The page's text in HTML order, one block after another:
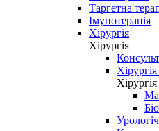
Таргетна
Імунотерапія
Хірургія
Хірургія